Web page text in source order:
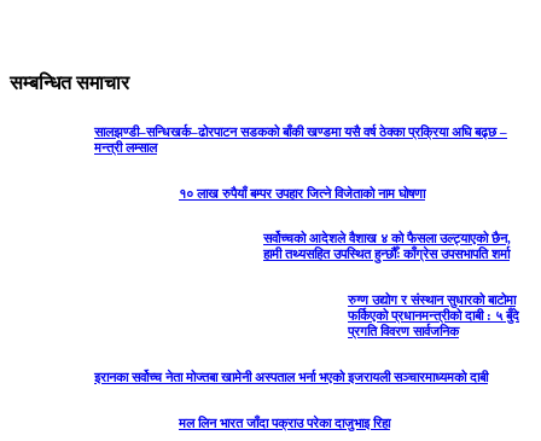
सम्बन्धित समाचार
सालझण्डी–सन्धिखर्क–ढोरपाटन सडकको बाँकी खण्डमा यसै वर्ष ठेक्का प्रक्रिया अघि बढ्छ –
मन्त्री लम्साल
१० लाख रुपैयाँ बम्पर उपहार जित्ने विजेताको नाम घोषणा
सर्वोच्चको आदेशले वैशाख ४ को फैसला उल्ट्याएको छैन,
हामी तथ्यसहित उपस्थित हुन्छौँः काँग्रेस उपसभापति शर्मा
रुग्ण उद्योग र संस्थान सुधारको बाटोमा
फर्किएको प्रधानमन्त्रीको दाबी : ५ बुँदे
प्रगति विवरण सार्वजनिक
इरानका सर्वोच्च नेता मोज्तबा खामेनी अस्पताल भर्ना भएको इजरायली सञ्चारमाध्यमको दाबी
मल लिन भारत जाँदा पक्राउ परेका दाजुभाइ रिहा